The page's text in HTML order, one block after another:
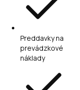
Preddavky na
prevádzkové
náklady